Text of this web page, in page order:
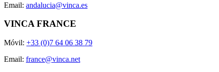
Email: andalucia@vinca.es
VINCA FRANCE
Móvil: +33 (0)7 64 06 38 79
Email: france@vinca.net